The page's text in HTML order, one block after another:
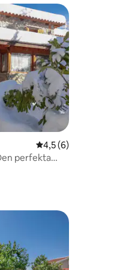
4,5 av 5 i
4,5 (6)
perfekta